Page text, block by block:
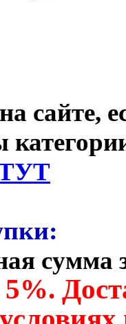
сайте,
сумма
5%.